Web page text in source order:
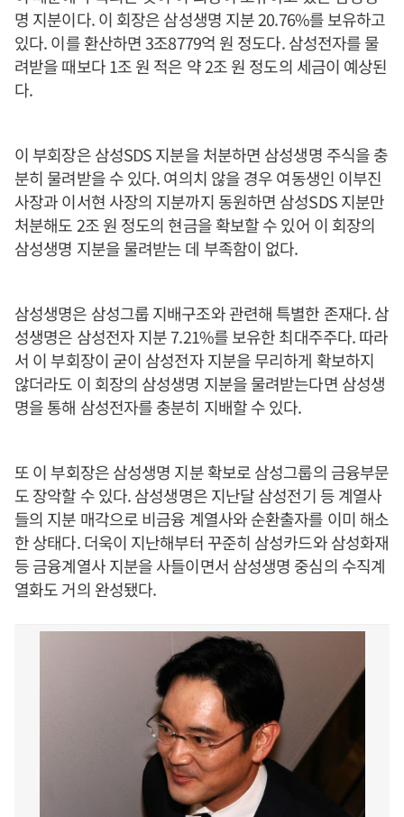
명 지분이다. 이 회장은 삼성생명 지분 20.76%를 보유하고
있다. 이를 환산하면 3조8779억 원 정도다. 삼성전자를 물
려받을 때보다 1조 원 적은 약 2조 원 정도의 세금이 예상된
다.
이 부회장은 삼성SDS 지분을 처분하면 삼성생명 주식을 충
분히 물려받을 수 있다. 여의치 않을 경우 여동생인 이부진
사장과 이서현 사장의 지분까지 동원하면 삼성SDS 지분만
처분해도 2조 원 정도의 현금을 확보할 수 있어 이 회장의
삼성생명 지분을 물려받는 데 부족함이 없다.
삼성생명은 삼성그룹 지배구조와 관련해 특별한 존재다. 삼
성생명은 삼성전자 지분 7.21%를 보유한 최대주주다. 따라
서 이 부회장이 굳이 삼성전자 지분을 무리하게 확보하지
않더라도 이 회장의 삼성생명 지분을 물려받는다면 삼성생
명을 통해 삼성전자를 충분히 지배할 수 있다.
또 이 부회장은 삼성생명 지분 확보로 삼성그룹의 금융부문
도 장악할 수 있다. 삼성생명은 지난달 삼성전기 등 계열사
들의 지분 매각으로 비금융 계열사와 순환출자를 이미 해소
한 상태다. 더욱이 지난해부터 꾸준히 삼성카드와 삼성화재
등 금융계열사 지분을 사들이면서 삼성생명 중심의 수직계
열화도 거의 완성됐다.